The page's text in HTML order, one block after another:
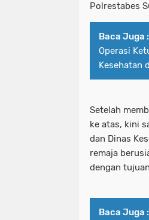
Polrestabes
Baca Juga :
Operasi
Kesehatan
Setelah
ke atas, kini
dan Dinas
remaja
dengan
Baca Juga :